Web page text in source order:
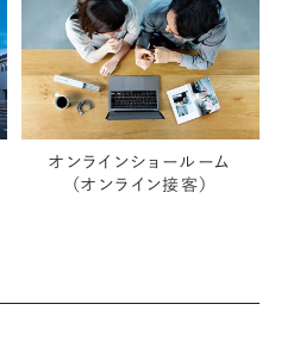
オンラインショールーム
（オンライン接客）